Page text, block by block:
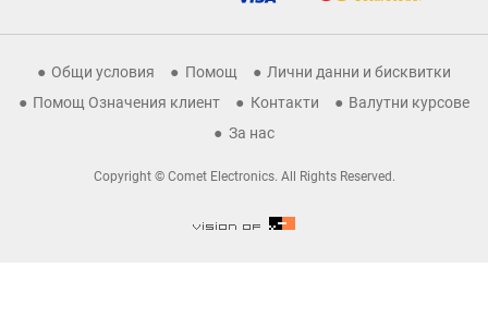
Общи условия Помощ
Лични данни и бисквитки
Помощ Означения клиент
Контакти
Валутни курсове
За нас
Copyright © Comet Electronics. All Rights Reserved.